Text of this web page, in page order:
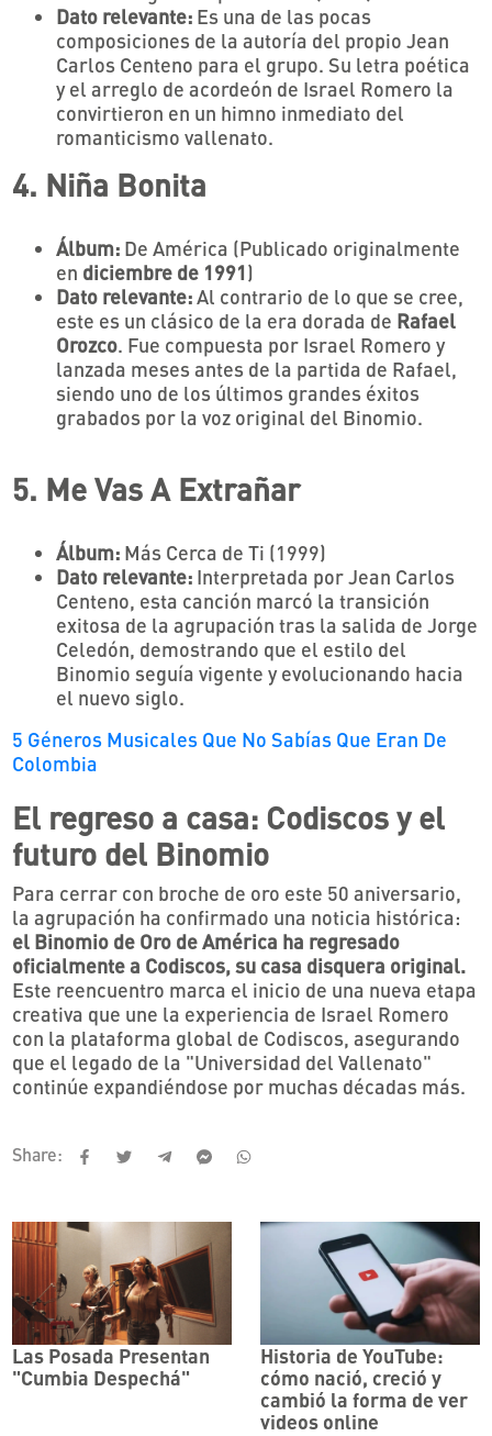
Dato relevante: Es una de las pocas
composiciones de la autoría del propio Jean
Carlos Centeno para el grupo. Su letra poética
y el arreglo de acordeón de Israel Romero la
convirtieron en un himno inmediato del
romanticismo vallenato.
4. Niña Bonita
Álbum: De América (Publicado originalmente
en diciembre de 1991)
Dato relevante:Al contrario de lo que se cree,
este es un clásico de la era dorada de Rafael
Orozco. Fue compuesta por Israel Romero y
lanzada meses antes de la partida de Rafael,
siendo uno de los últimos grandes éxitos
grabados por la voz original del Binomio.
5. Me Vas A Extrañar
Álbum: Más Cerca de Ti (1999)
Dato relevante: Interpretada por Jean Carlos
Centeno, esta canción marcó la transición
exitosa de la agrupación tras la salida de Jorge
Celedón, demostrando que el estilo del
Binomio seguía vigente y evolucionando hacia
el nuevo siglo.
5 Géneros Musicales Que No Sabías Que Eran De
Colombia
El regreso a casa: Codiscos y el
futuro del Binomio
Para cerrar con broche de oro este 50 aniversario,
la agrupación ha confirmado una noticia histórica:
el Binomio de Oro de América ha regresado
oficialmente a Codiscos, su casa disquera original.
Este reencuentro marca el inicio de una nueva etapa
creativa que une la experiencia de Israel Romero
con la plataforma global de Codiscos, asegurando
que el legado de la "Universidad del Vallenato"
continúe expandiéndose por muchas décadas más.
Share:
Las Posada Presentan
"Cumbia Despechá"
Historia de YouTube:
cómo nació, creció y
cambió la forma de ver
videos online